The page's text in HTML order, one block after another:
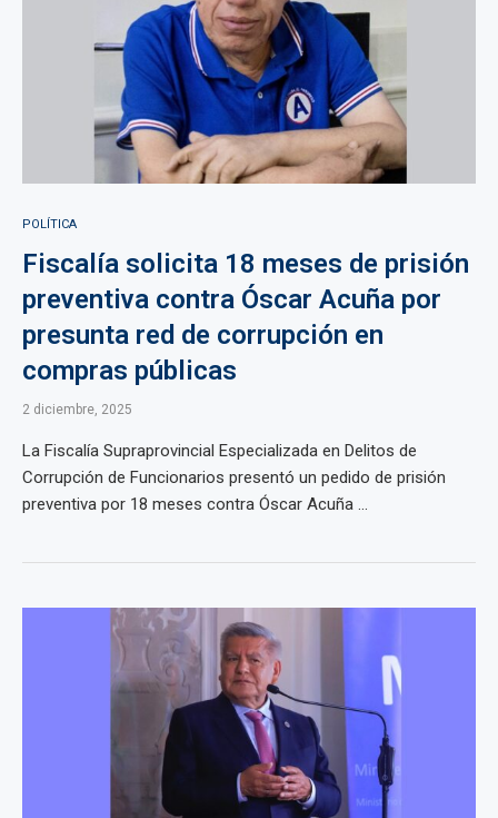
POLÍTICA
Fiscalía solicita 18 meses de prisión
preventiva contra Óscar Acuña por
presunta red de corrupción en
compras públicas
2 diciembre, 2025
La Fiscalía Supraprovincial Especializada en Delitos de
Corrupción de Funcionarios presentó un pedido de prisión
preventiva por 18 meses contra Óscar Acuña ...